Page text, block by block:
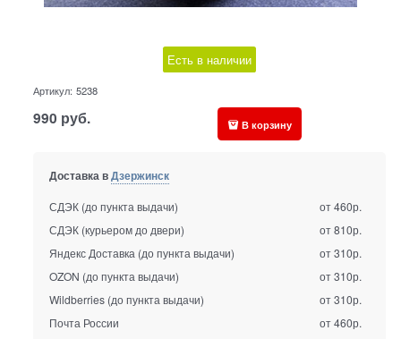
Есть в наличии
Артикул: 5238
990 руб. В корзину
Доставка вДзержинск
СДЭК (до пункта выдачи)
от 460р.
СДЭК (курьером до двери)
от 810р.
Яндекс Доставка (до пункта выдачи)
от 310р.
OZON (до пункта выдачи)
от 310р.
Wildberries (до пункта выдачи)
от 310р.
Почта России
от 460р.